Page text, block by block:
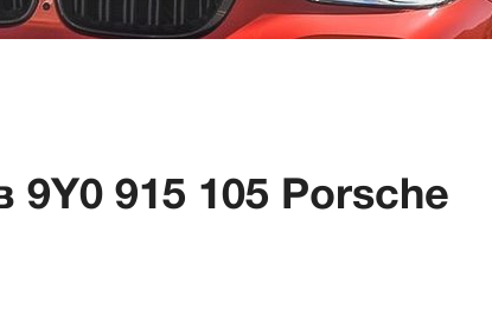
9Y0 915 105 Porsche